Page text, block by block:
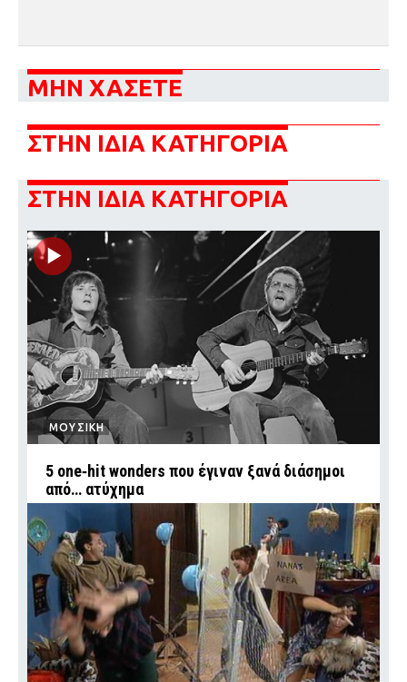
ΜΗΝ ΧΑΣΕΤΕ
ΣΤΗΝ ΙΔΙΑ ΚΑΤΗΓΟΡΙΑ
ΣΤΗΝ ΙΔΙΑ ΚΑΤΗΓΟΡΙΑ
ΜΟΥΣΙΚΗ
5 one‑hit wonders που έγιναν ξανά διάσημοι
από… ατύχημα